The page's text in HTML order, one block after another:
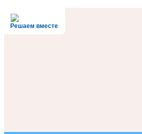
Решаем вместе